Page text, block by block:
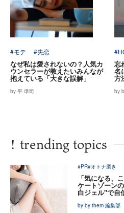
#モテ #失恋
なぜ私は愛されないの？人気カ
ウンセラーが教えたいみんなが
抱えている「大きな誤解」
by 平 準司
忘
名
方
by
! trending topics
#PR#オトナ磨き
「気になる、
ケートゾーン
白ジェル"で自
by by them 編集部